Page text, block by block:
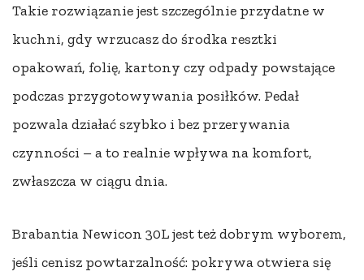
Takie rozwiązanie jest szczególnie przydatne w
kuchni, gdy wrzucasz do środka resztki
opakowań, folię, kartony czy odpady powstające
podczas przygotowywania posiłków. Pedał
pozwala działać szybko i bez przerywania
czynności – a to realnie wpływa na komfort,
zwłaszcza w ciągu dnia.
Brabantia Newicon 30L jest też dobrym wyborem,
jeśli cenisz powtarzalność: pokrywa otwiera się